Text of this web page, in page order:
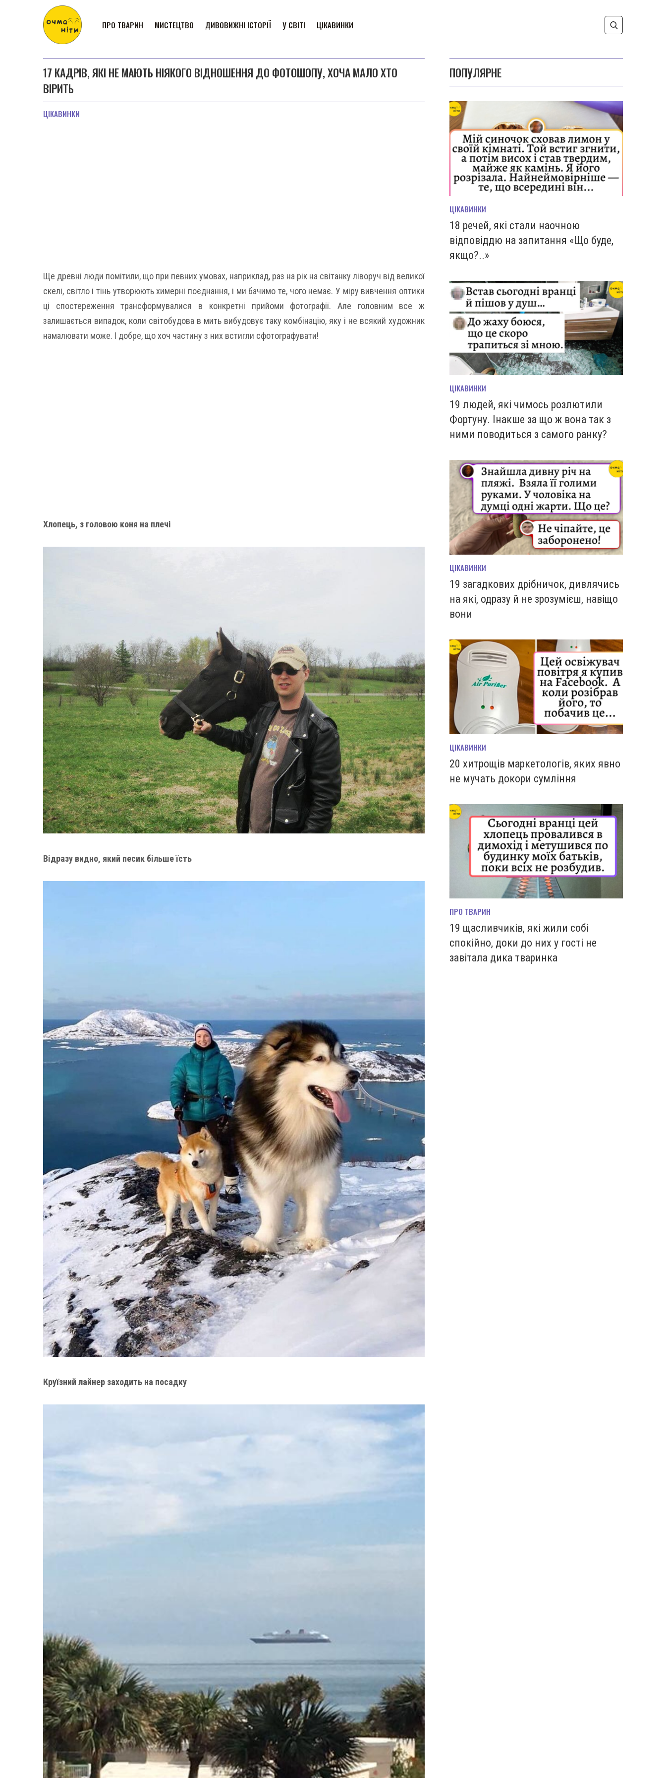
ПРО ТВАРИН МИСТЕЦТВО ДИВОВИЖНІ ІСТОРІЇ У СВІТІ ЦІКАВИНКИ
17 КАДРІВ, ЯКІ НЕ МАЮТЬ НІЯКОГО ВІДНОШЕННЯ ДО ФОТОШОПУ, ХОЧА МАЛО ХТО
ВІРИТЬ
ЦІКАВИНКИ
Ще древні люди помітили, що при певних умовах, наприклад, раз на рік на світанку ліворуч від великої
скелі, світло і тінь утворюють химерні поєднання, і ми бачимо те, чого немає. У міру вивчення оптики
ці спостереження трансформувалися в конкретні прийоми фотографії. Але головним все ж
залишається випадок, коли світобудова в мить вибудовує таку комбінацію, яку і не всякий художник
намалювати може. І добре, що хоч частину з них встигли сфотографувати!
Хлопець, з головою коня на плечі
Відразу видно, який песик більше їсть
Круїзний лайнер заходить на посадку
ПОПУЛЯРНЕ
ЦІКАВИНКИ
18 речей, які стали наочною
відповіддю на запитання «Що буде,
якщо?..»
ЦІКАВИНКИ
19 людей, які чимось розлютили
Фортуну. Інакше за що ж вона так з
ними поводиться з самого ранку?
ЦІКАВИНКИ
19 загадкових дрібничок, дивлячись
на які, одразу й не зрозумієш, навіщо
вони
ЦІКАВИНКИ
20 хитрощів маркетологів, яких явно
не мучать докори сумління
ПРО ТВАРИН
19 щасливчиків, які жили собі
спокійно, доки до них у гості не
завітала дика тваринка